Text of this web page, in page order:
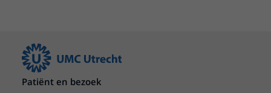
Patiënt en bezoek